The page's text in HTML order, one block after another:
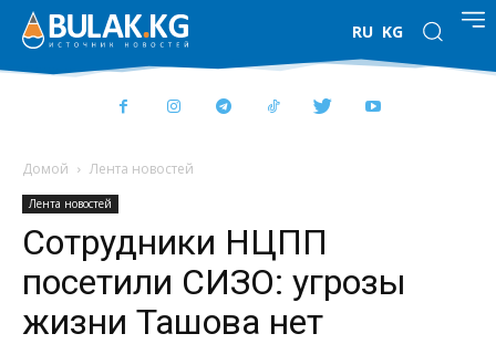
RU KG
Домой Лента новостей
Лента новостей
Сотрудники НЦПП
посетили СИЗО: угрозы
жизни Ташова нет